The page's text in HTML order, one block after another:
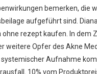
bemerken, die
aufgeführt sind.
ohne rezept kaufen. In dem
weitere Opfer des Akne
systemischer Aufnahme
10% vom